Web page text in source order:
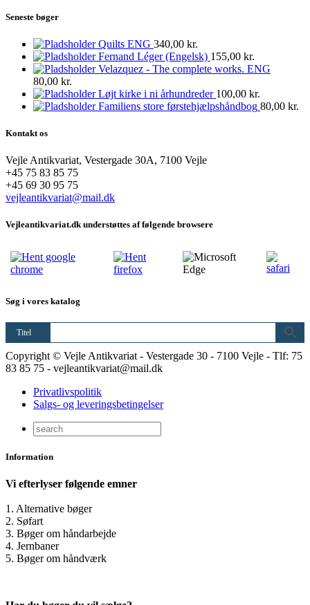
Seneste bøger
Quilts ENG 340,00 kr.
Fernand Léger (Engelsk) 155,00 kr.
Velazquez - The complete works. ENG
80,00 kr.
Løjt kirke i ni århundreder 100,00 kr.
Familiens store førstehjælpshåndbog 80,00 kr.
Kontakt os
Vejle Antikvariat, Vestergade 30A, 7100 Vejle
+45 75 83 85 75
+45 69 30 95 75
vejleantikvariat@mail.dk
Vejleantikvariat.dk understøttes af følgende browsere
Søg i vores katalog
Titel
Copyright © Vejle Antikvariat - Vestergade 30 - 7100 Vejle - Tlf: 75
83 85 75 - vejleantikvariat@mail.dk
Privatlivspolitik
Salgs- og leveringsbetingelser
Information
Vi efterlyser følgende emner
1. Alternative bøger
2. Søfart
3. Bøger om håndarbejde
4. Jernbaner
5. Bøger om håndværk